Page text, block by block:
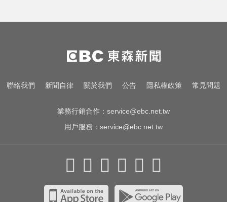
逾10%」一次看
又有新颱風？昌鴻颱風最快明生成
變天時間曝
愛玩車／採對開車門 Genesis GV90
聯絡我們 新聞自律 關於我們 公告 隱私權政策 常見問題
業務行銷合作： service@ebc.net.tw
用戶服務： service@ebc.net.tw